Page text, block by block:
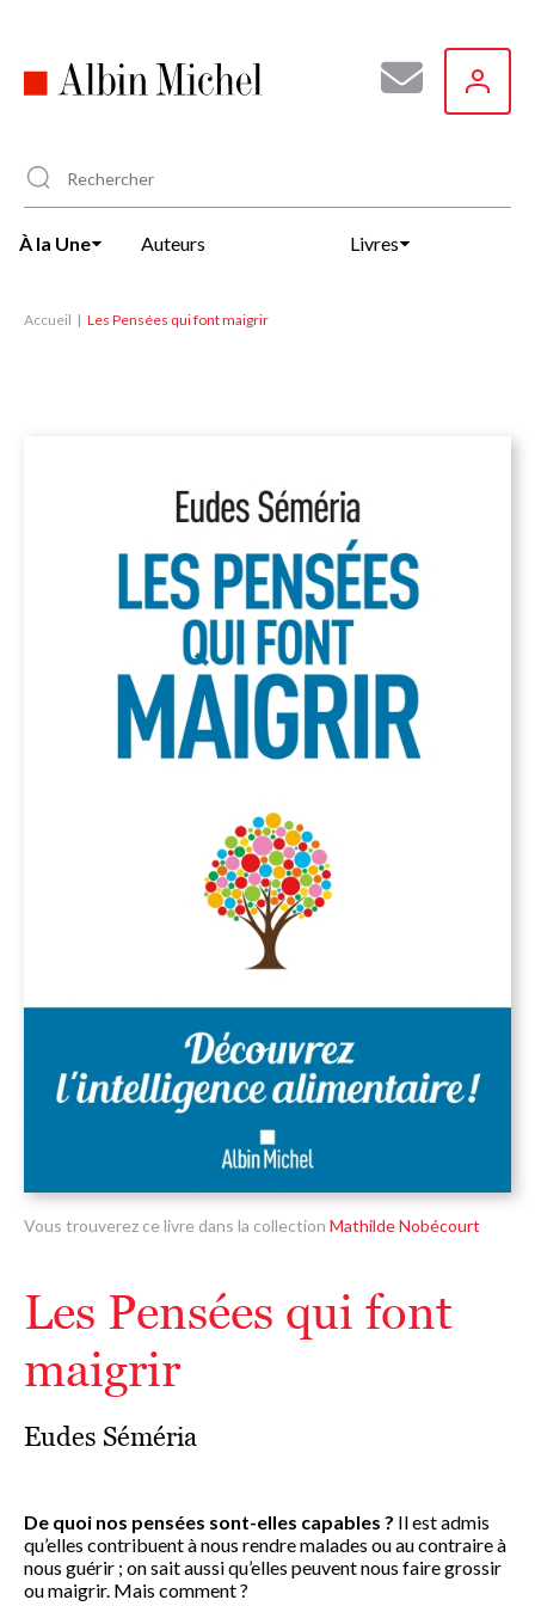
principal
À la Une Auteurs Livres
Accueil Les Pensées qui font maigrir
Vous trouverez ce livre dans la collection Mathilde Nobécourt
Les Pensées qui font
maigrir
Eudes Séméria
De quoi nos pensées sont-elles capables ? Il est admis
qu’elles contribuent à nous rendre malades ou au contraire à
nous guérir ; on sait aussi qu’elles peuvent nous faire grossir
ou maigrir. Mais comment ?